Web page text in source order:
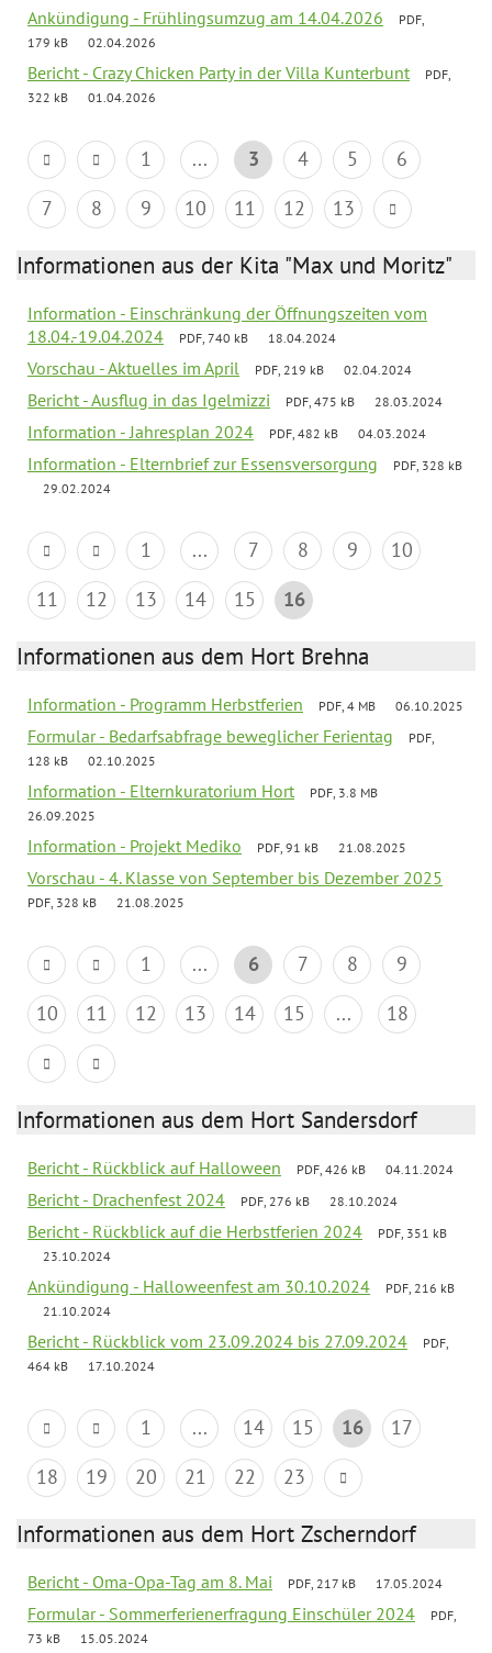
Ankündigung - Frühlingsumzug am 14.04.2026
PDF,
179 kB
02.04.2026
Bericht - Crazy Chicken Party in der Villa Kunterbunt
PDF,
322 kB
01.04.2026
1 ... 3 4 5
6
7
8 9 10 11 12 13
Informationen aus der Kita "Max und Moritz"
Information - Einschränkung der Öffnungszeiten vom
18.04.-19.04.2024
PDF, 740 kB 18.04.2024
Vorschau - Aktuelles im April PDF, 219 kB 02.04.2024
Bericht - Ausflug in das Igelmizzi PDF, 475 kB 28.03.2024
Information - Jahresplan 2024 PDF, 482 kB 04.03.2024
Information - Elternbrief zur Essensversorgung
PDF, 328 kB
29.02.2024
1 ... 7 8 9
10
11
12 13 14 15 16
Informationen aus dem Hort Brehna
Information - Programm Herbstferien PDF, 4 MB 06.10.2025
Formular - Bedarfsabfrage beweglicher Ferientag
PDF,
128 kB
02.10.2025
Information - Elternkuratorium Hort
PDF, 3.8 MB
26.09.2025
Information - Projekt Mediko PDF, 91 kB 21.08.2025
Vorschau - 4. Klasse von September bis Dezember 2025
PDF, 328 kB 21.08.2025
1 ... 6 7 8
9
10
11 12 13 14 15 ... 18
Informationen aus dem Hort Sandersdorf
Bericht - Rückblick auf Halloween PDF, 426 kB 04.11.2024
Bericht - Drachenfest 2024 PDF, 276 kB 28.10.2024
Bericht - Rückblick auf die Herbstferien 2024
PDF, 351 kB
23.10.2024
Ankündigung - Halloweenfest am 30.10.2024
PDF, 216 kB
21.10.2024
Bericht - Rückblick vom 23.09.2024 bis 27.09.2024
PDF,
464 kB
17.10.2024
1 ... 14 15 16
17
18
19 20 21 22 23
Informationen aus dem Hort Zscherndorf
Bericht - Oma-Opa-Tag am 8. Mai PDF, 217 kB 17.05.2024
Formular - Sommerferienerfragung Einschüler 2024
PDF,
73 kB
15.05.2024